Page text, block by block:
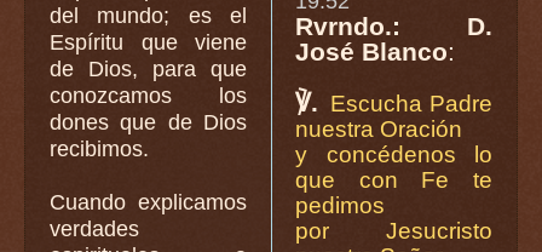
del mundo; es el
Espíritu que viene
de Dios, para que
conozcamos los
dones que de Dios
recibimos.
Cuando explicamos
verdades
Rvrndo.: D.
José Blanco:
℣. Escucha Padre
nuestra Oración
y concédenos lo
que con Fe te
pedimos
por Jesucristo